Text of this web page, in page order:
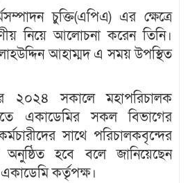
চুক্তি(এপিএ) এর ক্ষেত্রে
নিয়ে আলোচনা করেন তিনি।
আহাম্মদ এ সময় উপস্থিত
২০২৪ সকালে মহাপরিচালক
একাডেমির সকল বিভাগের
সাথে পরিচালকবৃন্দের
হবে বলে জানিয়েছেন
কর্তৃপক্ষ।